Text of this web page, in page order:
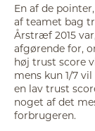
En af de
af teamet bag
Årstræf 2015
afgørende for,
høj trust score
mens kun 1/7
en lav trust
noget af det
forbrugeren.